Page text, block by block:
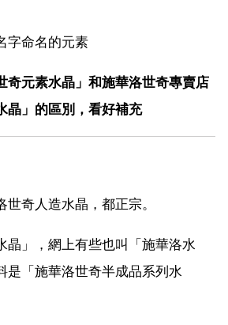
字命名的元素
奇元素水晶」和施華洛世奇專賣店
晶」的區別，看好補充
奇人造水晶，都正宗。
晶」，網上有些也叫「施華洛水
是「施華洛世奇半成品系列水